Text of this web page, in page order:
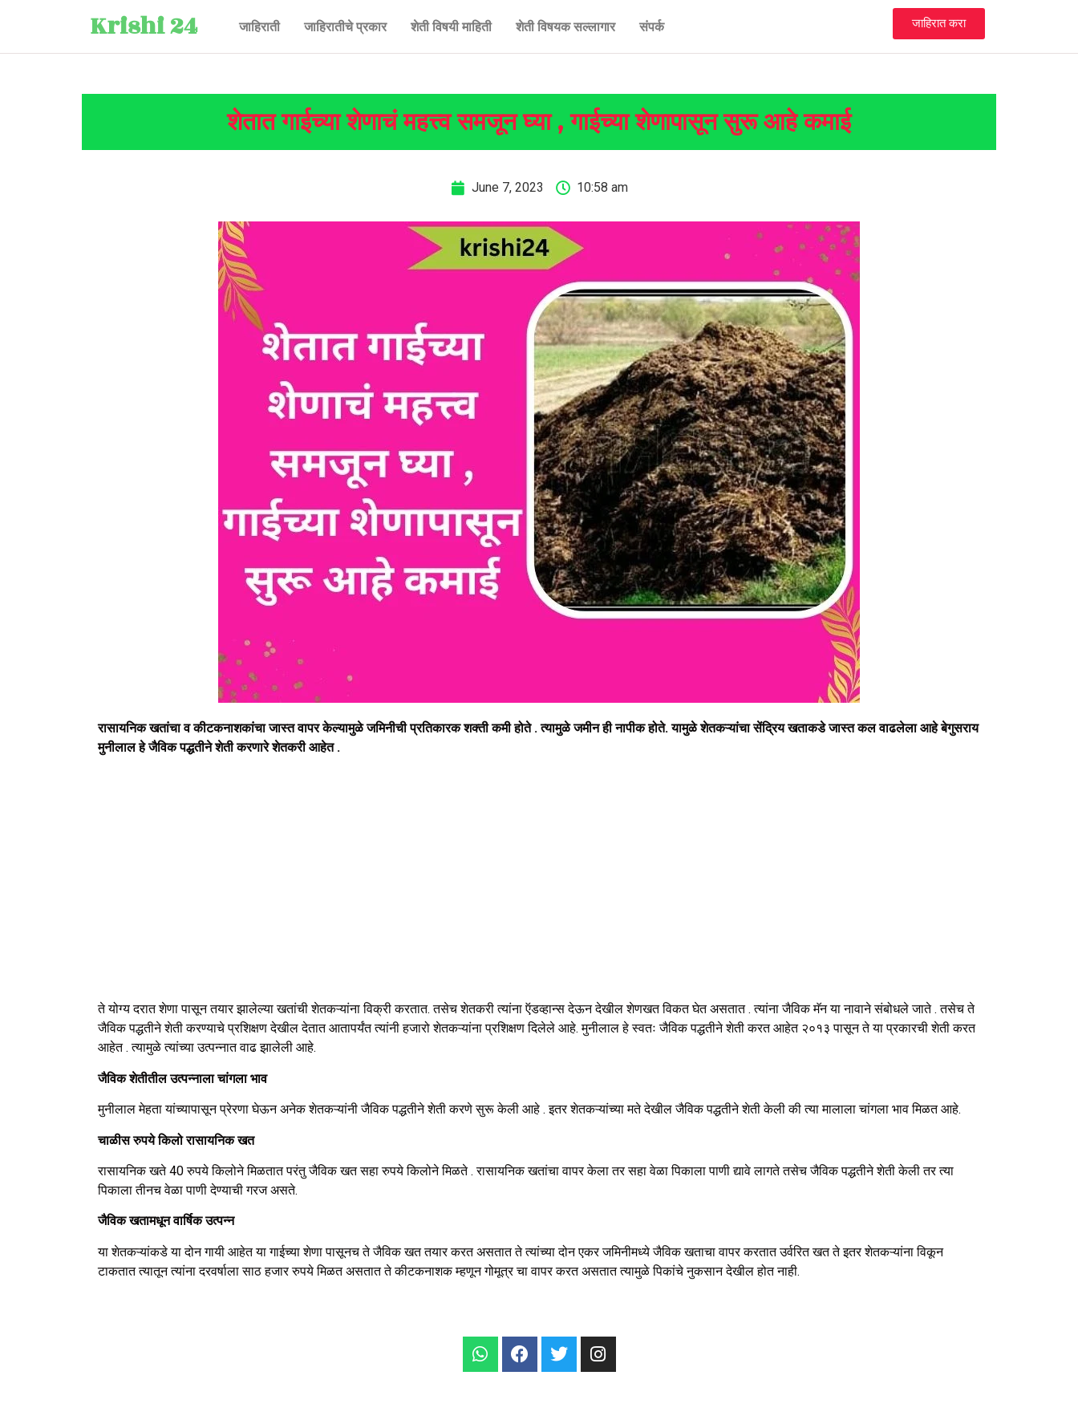
Krishi 24 जाहिराती जाहिरातीचे प्रकार शेती विषयी माहिती शेती विषयक सल्लागार संपर्क जाहिरात करा
शेतात गाईच्या शेणाचं महत्त्व समजून घ्या , गाईच्या शेणापासून सुरू आहे कमाई
June 7, 2023 10:58 am
रासायनिक खतांचा व कीटकनाशकांचा जास्त वापर केल्यामुळे जमिनीची प्रतिकारक शक्ती कमी होते . त्यामुळे जमीन ही नापीक होते. यामुळे शेतकऱ्यांचा सेंद्रिय खताकडे जास्त कल वाढलेला आहे बेगुसराय
मुनीलाल हे जैविक पद्धतीने शेती करणारे शेतकरी आहेत .
ते योग्य दरात शेणा पासून तयार झालेल्या खतांची शेतकऱ्यांना विक्री करतात. तसेच शेतकरी त्यांना ऍडव्हान्स देऊन देखील शेणखत विकत घेत असतात . त्यांना जैविक मॅन या नावाने संबोधले जाते . तसेच ते
जैविक पद्धतीने शेती करण्याचे प्रशिक्षण देखील देतात आतापर्यंत त्यांनी हजारो शेतकऱ्यांना प्रशिक्षण दिलेले आहे. मुनीलाल हे स्वतः जैविक पद्धतीने शेती करत आहेत २०१३ पासून ते या प्रकारची शेती करत
आहेत . त्यामुळे त्यांच्या उत्पन्नात वाढ झालेली आहे.
जैविक शेतीतील उत्पन्नाला चांगला भाव
मुनीलाल मेहता यांच्यापासून प्रेरणा घेऊन अनेक शेतकऱ्यांनी जैविक पद्धतीने शेती करणे सुरू केली आहे . इतर शेतकऱ्यांच्या मते देखील जैविक पद्धतीने शेती केली की त्या मालाला चांगला भाव मिळत आहे.
चाळीस रुपये किलो रासायनिक खत
रासायनिक खते 40 रुपये किलोने मिळतात परंतु जैविक खत सहा रुपये किलोने मिळते . रासायनिक खतांचा वापर केला तर सहा वेळा पिकाला पाणी द्यावे लागते तसेच जैविक पद्धतीने शेती केली तर त्या
पिकाला तीनच वेळा पाणी देण्याची गरज असते.
जैविक खतामधून वार्षिक उत्पन्न
या शेतकऱ्यांकडे या दोन गायी आहेत या गाईच्या शेणा पासूनच ते जैविक खत तयार करत असतात ते त्यांच्या दोन एकर जमिनीमध्ये जैविक खताचा वापर करतात उर्वरित खत ते इतर शेतकऱ्यांना विकून
टाकतात त्यातून त्यांना दरवर्षाला साठ हजार रुपये मिळत असतात ते कीटकनाशक म्हणून गोमूत्र चा वापर करत असतात त्यामुळे पिकांचे नुकसान देखील होत नाही.